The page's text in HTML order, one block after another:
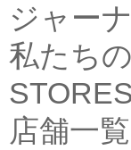
ジャー
私たち
STORES
店舗一覧